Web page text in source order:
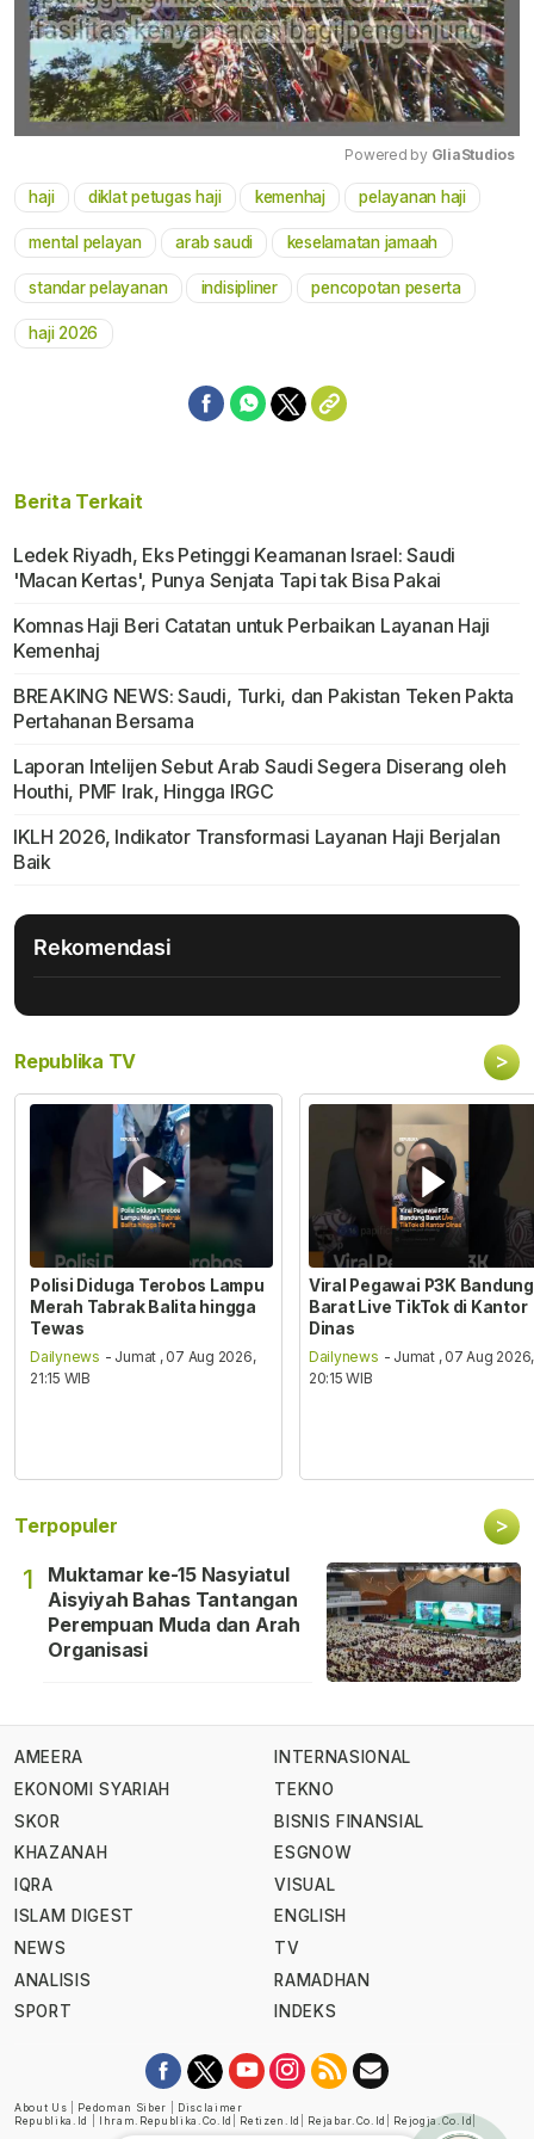
Mute
Powered by GliaStudios
haji diklat petugas haji kemenhaj pelayanan haji
mental pelayan arab saudi keselamatan jamaah
standar pelayanan indisipliner pencopotan peserta
haji 2026
Berita Terkait
Ledek Riyadh, Eks Petinggi Keamanan Israel: Saudi
'Macan Kertas', Punya Senjata Tapi tak Bisa Pakai
Komnas Haji Beri Catatan untuk Perbaikan Layanan Haji
Kemenhaj
BREAKING NEWS: Saudi, Turki, dan Pakistan Teken Pakta
Pertahanan Bersama
Laporan Intelijen Sebut Arab Saudi Segera Diserang oleh
Houthi, PMF Irak, Hingga IRGC
IKLH 2026, Indikator Transformasi Layanan Haji Berjalan
Baik
Rekomendasi
Republika TV >
Polisi Diduga Terobos Lampu
Merah Tabrak Balita hingga
Tewas
Dailynews - Jumat , 07 Aug 2026,
21:15 WIB
Viral Pegawai P3K Bandung
Barat Live TikTok di Kantor
Dinas
Dailynews - Jumat , 07 Aug 2026,
20:15 WIB
Terpopuler >
1
Muktamar ke-15 Nasyiatul
Aisyiyah Bahas Tantangan
Perempuan Muda dan Arah
Organisasi
AMEERA
EKONOMI SYARIAH
SKOR
KHAZANAH
IQRA
ISLAM DIGEST
NEWS
ANALISIS
SPORT
INTERNASIONAL
TEKNO
BISNIS FINANSIAL
ESGNOW
VISUAL
ENGLISH
TV
RAMADHAN
INDEKS
About Us Pedoman Siber
Disclaimer
Republika.id
Ihram.republika.co.id Retizen.id Rejabar.co.id Rejogja.co.id